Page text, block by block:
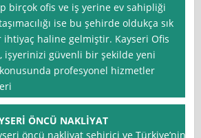
birçok ofis ve iş yerine ev sahipliği
ise bu şehirde oldukça sık
haline gelmiştir. Kayseri Ofis
işyerinizi güvenli bir şekilde yeni
profesyonel hizmetler
ÖNCÜ NAKLİYAT
öncü nakliyat şehiriçi ve Türkiye’nin